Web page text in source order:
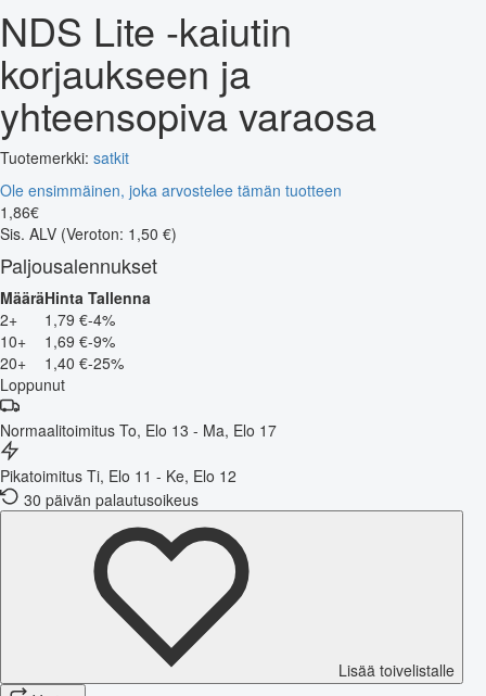
NDS Lite -kaiutin
korjaukseen ja
yhteensopiva varaosa
Tuotemerkki: satkit
Ole ensimmäinen, joka arvostelee tämän tuotteen
1 ,86€
Sis. ALV (Veroton: 1,50 €)
Paljousalennukset
MääräHinta Tallenna
2+
1,79 €-4%
10+
1,69 €-9%
20+
1,40 €-25%
Loppunut
Normaalitoimitus To, Elo 13 - Ma, Elo 17
Pikatoimitus Ti, Elo 11 - Ke, Elo 12
30 päivän palautusoikeus
Lisää toivelistalle